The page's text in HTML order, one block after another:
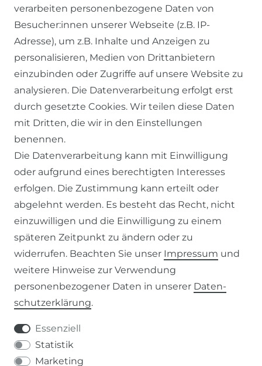
SERVICE
KONTAKT
ZAHLUNG & VERSAND
WIDERRUFSFORMULAR
RECHTLICHES
WIDERRUFSRECHT
IMPRESSUM
DATENSCHUTZERKLÄRUNG
verarbeiten personenbezogene Daten von
Besucher:innen unserer Webseite (z.B. IP-
Adresse), um z.B. Inhalte und Anzeigen zu
personalisieren, Medien von Drittanbietern
einzubinden oder Zugriffe auf unsere Website zu
analysieren. Die Datenverarbeitung erfolgt erst
durch gesetzte Cookies. Wir teilen diese Daten
mit Dritten, die wir in den Einstellungen
benennen.
Die Datenverarbeitung kann mit Einwilligung
oder aufgrund eines berechtigten Interesses
erfolgen. Die Zustimmung kann erteilt oder
abgelehnt werden. Es besteht das Recht, nicht
einzuwilligen und die Einwilligung zu einem
späteren Zeitpunkt zu ändern oder zu
widerrufen. Beachten Sie unser Impressum und
weitere Hinweise zur Verwendung
personenbezogener Daten in unserer Daten­
schutz­erklärung.
Essenziell
Statistik
Marketing